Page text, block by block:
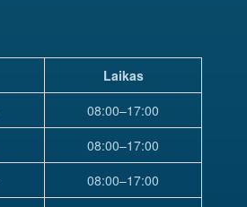
Laikas
08:00–17:00
08:00–17:00
08:00–17:00